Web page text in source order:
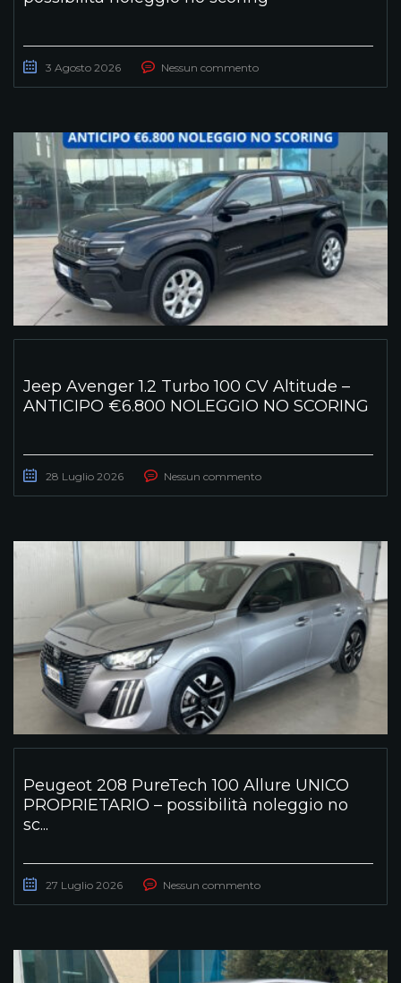
3 Agosto 2026 Nessun commento
Jeep Avenger 1.2 Turbo 100 CV Altitude –
ANTICIPO €6.800 NOLEGGIO NO SCORING
28 Luglio 2026 Nessun commento
Peugeot 208 PureTech 100 Allure UNICO
PROPRIETARIO – possibilità noleggio no
sc...
27 Luglio 2026 Nessun commento